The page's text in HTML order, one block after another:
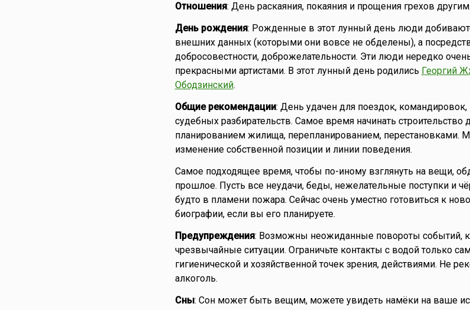
Отношения: День раскаяния, покаяния и прощения грехов другим.
День рождения: Рожденные в этот лунный день люди
внешних данных (которыми они вовсе не обделены), а
добросовестности, доброжелательности. Эти люди нередко
прекрасными артистами. В этот лунный день родились Георгий
Ободзинский.
Общие рекомендации: День удачен для поездок, командировок,
судебных разбирательств. Самое время начинать строительство
планированием жилища, перепланированием, перестановками.
изменение собственной позиции и линии поведения.
Самое подходящее время, чтобы по-иному взглянуть на вещи,
прошлое. Пусть все неудачи, беды, нежелательные поступки и
будто в пламени пожара. Сейчас очень уместно готовиться к
биографии, если вы его планируете.
Предупреждения: Возможны неожиданные повороты событий,
чрезвычайные ситуации. Ограничьте контакты с водой только
гигиенической и хозяйственной точек зрения, действиями. Не
алкоголь.
Сны: Сон может быть вещим, можете увидеть намёки на ваше